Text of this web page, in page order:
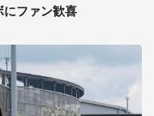
ファン歓喜